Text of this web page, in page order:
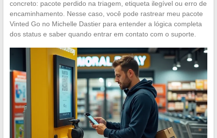
concreto: pacote perdido na triagem, etiqueta ilegível ou erro de
encaminhamento. Nesse caso, você pode rastrear meu pacote
Vinted Go no Michelle Dastier para entender a lógica completa
dos status e saber quando entrar em contato com o suporte.